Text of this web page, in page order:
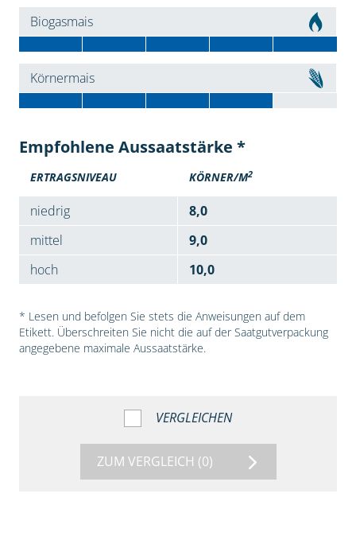
Biogasmais
Körnermais
Empfohlene Aussaatstärke *
ERTRAGSNIVEAU KÖRNER/M2
niedrig
8,0
mittel
9,0
hoch
10,0
* Lesen und befolgen Sie stets die Anweisungen auf dem
Etikett. Überschreiten Sie nicht die auf der Saatgutverpackung
angegebene maximale Aussaatstärke.
VERGLEICHEN
ZUM VERGLEICH (0)